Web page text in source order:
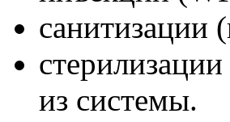
санитизации
из системы.